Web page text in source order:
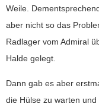
Weile.
aber nicht so das
Radlager vom Admiral
Halde gelegt.
Dann gab es aber
die Hülse zu warten